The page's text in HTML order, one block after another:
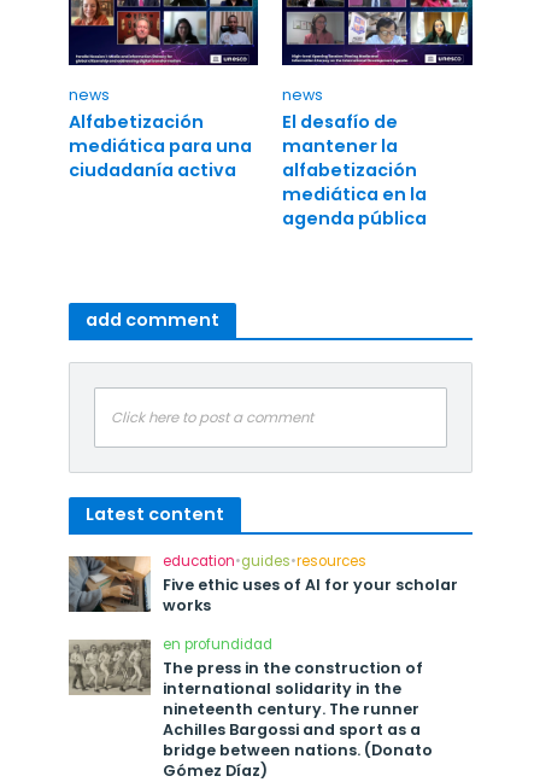
news
Alfabetización
mediática para una
ciudadanía activa
news
El desafío de
mantener la
alfabetización
mediática en la
agenda pública
add comment
Click here to post a comment
Latest content
education•guides•resources
Five ethic uses of AI for your scholar
works
en profundidad
The press in the construction of
international solidarity in the
nineteenth century. The runner
Achilles Bargossi and sport as a
bridge between nations. (Donato
Gómez Díaz)